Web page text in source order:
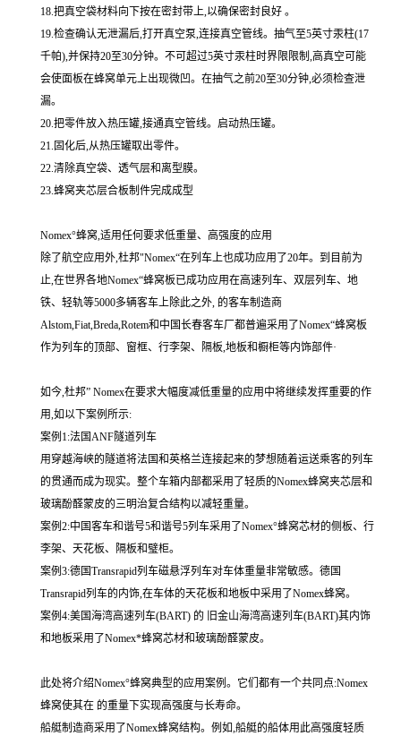
18.把真空袋材料向下按在密封带上,以确保密封良好 。
19.检查确认无泄漏后,打开真空泵,连接真空管线。抽气至5英寸汞柱(17
千帕),并保持20至30分钟。不可超过5英寸汞柱时界限限制,高真空可能
会使面板在蜂窝单元上出现微凹。在抽气之前20至30分钟,必须检查泄
漏。
20.把零件放入热压罐,接通真空管线。启动热压罐。
21.固化后,从热压罐取出零件。
22.清除真空袋、透气层和离型膜。
23.蜂窝夹芯层合板制件完成成型
Nomex°蜂窝,适用任何要求低重量、高强度的应用
除了航空应用外,杜邦"Nomex“在列车上也成功应用了20年。到目前为
止,在世界各地Nomex“蜂窝板已成功应用在高速列车、双层列车、地
铁、轻轨等5000多辆客车上除此之外, 的客车制造商
Alstom,Fiat,Breda,Rotem和中国长春客车厂都普遍采用了Nomex“蜂窝板
作为列车的顶部、窗框、行李架、隔板,地板和橱柜等内饰部件·
如今,杜邦” Nomex在要求大幅度减低重量的应用中将继续发挥重要的作
用,如以下案例所示:
案例1:法国ANF隧道列车
用穿越海峡的隧道将法国和英格兰连接起来的梦想随着运送乘客的列车
的贯通而成为现实。整个车箱内部都采用了轻质的Nomex蜂窝夹芯层和
玻璃酚醛蒙皮的三明治复合结构以减轻重量。
案例2:中国客车和谐号5和谐号5列车采用了Nomex°蜂窝芯材的侧板、行
李架、天花板、隔板和璧柜。
案例3:德国Transrapid列车磁悬浮列车对车体重量非常敏感。德国
Transrapid列车的内饰,在车体的天花板和地板中采用了Nomex蜂窝。
案例4:美国海湾高速列车(BART) 的 旧金山海湾高速列车(BART)其内饰
和地板采用了Nomex*蜂窝芯材和玻璃酚醛蒙皮。
此处将介绍Nomex°蜂窝典型的应用案例。它们都有一个共同点:Nomex
蜂窝使其在 的重量下实现高强度与长寿命。
船艇制造商采用了Nomex蜂窝结构。例如,船艇的船体用此高强度轻质